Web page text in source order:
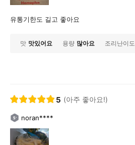
유통기한도 길고 좋아요
맛 맛있어요 용량 많아요 조리난이도
5 (아주 좋아요!)
noran****